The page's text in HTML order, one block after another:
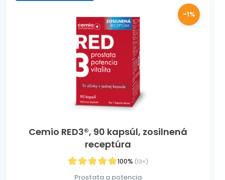
Cemio RED3®, 90 kapsúl, zosilnená
receptúra
100% (13×)
Prostata a potencia
-1%